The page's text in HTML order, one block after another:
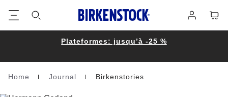
connecter
Plateformes: jusqu’à -25 %
Homepage
Home Journal Birkenstories